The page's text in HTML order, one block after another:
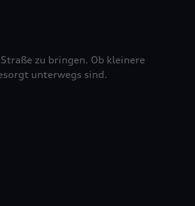
zu bringen. Ob kleinere
unterwegs sind.